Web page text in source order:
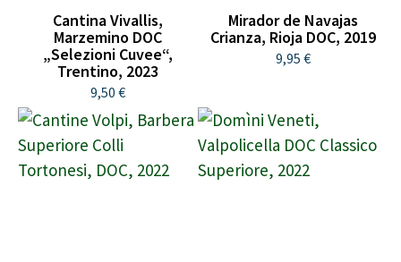
Cantina Vivallis,
Marzemino DOC
„Selezioni Cuvee“,
Trentino, 2023
9,50 €
Mirador de Navajas
Crianza, Rioja DOC, 2019
9,95 €